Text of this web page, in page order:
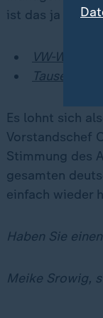
ist das ja auch
VW-Werk
Tausende
Es lohnt sich
Vorstandschef
Stimmung des
gesamten
einfach wieder
Haben Sie
Meike Srowig,